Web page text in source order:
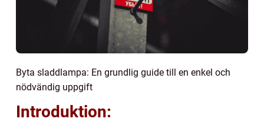
Byta sladdlampa: En grundlig guide till en enkel och
nödvändig uppgift
Introduktion: